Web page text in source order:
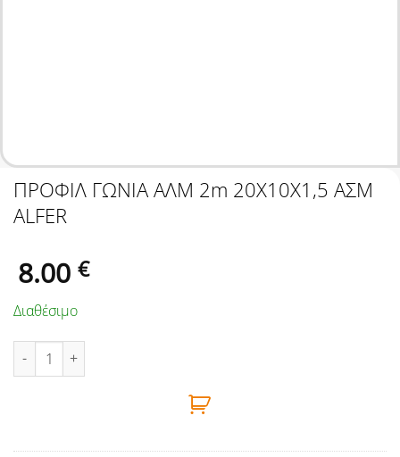
ΠΡΟΦΙΛ ΓΩΝΙΑ ΑΛΜ 2m 20Χ10Χ1,5 ΑΣΜ
ALFER
8.00 €
Διαθέσιμο
ΠΡΟΦΙΛ ΓΩΝΙΑ ΑΛΜ 2m 20Χ10Χ1,5 ΑΣΜ ALFER ποσότητα